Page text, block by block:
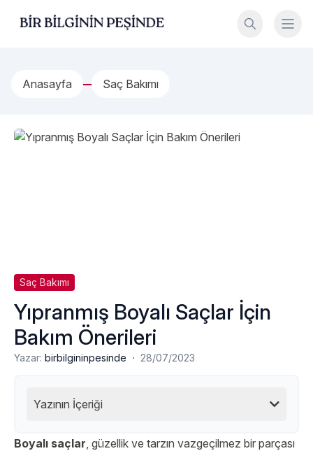
Bir Bilginin Peşinde!
Anasayfa Saç Bakımı
Saç Bakımı
Yıpranmış Boyalı Saçlar İçin
Bakım Önerileri
Yazar: birbilgininpesinde · 28/07/2023
Yazının İçeriği
Boyalı saçlar, güzellik ve tarzın vazgeçilmez bir parçası